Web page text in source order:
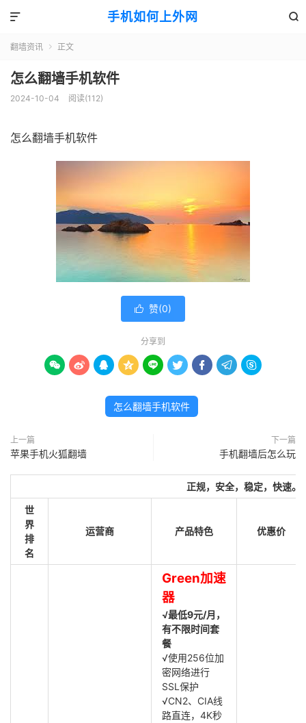
手机如何上外网 

翻墙资讯  正文
怎么翻墙手机软件
2024-10-04 阅读(112)
怎么翻墙手机软件
 赞(0)
分享到
        
怎么翻墙手机软件
上一篇
苹果手机火狐翻墙
下一篇
手机翻墙后怎么玩
正规，安全，稳定，快速。
世
界
排
名
运营商 产品特色 优惠价
Green加速
器
√最低9元/月，
有不限时间套
餐
√使用256位加
密网络进行
SSL保护
√CN2、CIA线
路直连，4K秒